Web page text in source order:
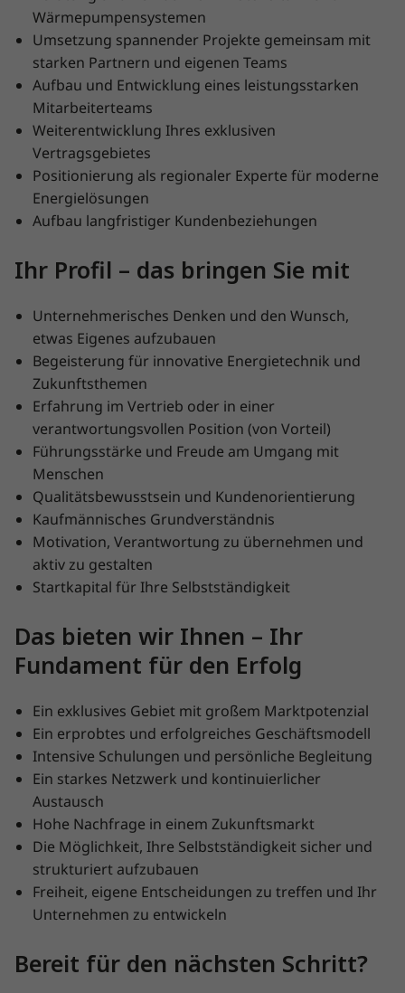
Wärmepumpensystemen
Umsetzung spannender Projekte gemeinsam mit
starken Partnern und eigenen Teams
Aufbau und Entwicklung eines leistungsstarken
Mitarbeiterteams
Weiterentwicklung Ihres exklusiven
Vertragsgebietes
Positionierung als regionaler Experte für moderne
Energielösungen
Aufbau langfristiger Kundenbeziehungen
Ihr Profil – das bringen Sie mit
Unternehmerisches Denken und den Wunsch,
etwas Eigenes aufzubauen
Begeisterung für innovative Energietechnik und
Zukunftsthemen
Erfahrung im Vertrieb oder in einer
verantwortungsvollen Position (von Vorteil)
Führungsstärke und Freude am Umgang mit
Menschen
Qualitätsbewusstsein und Kundenorientierung
Kaufmännisches Grundverständnis
Motivation, Verantwortung zu übernehmen und
aktiv zu gestalten
Startkapital für Ihre Selbstständigkeit
Das bieten wir Ihnen – Ihr
Fundament für den Erfolg
Ein exklusives Gebiet mit großem Marktpotenzial
Ein erprobtes und erfolgreiches Geschäftsmodell
Intensive Schulungen und persönliche Begleitung
Ein starkes Netzwerk und kontinuierlicher
Austausch
Hohe Nachfrage in einem Zukunftsmarkt
Die Möglichkeit, Ihre Selbstständigkeit sicher und
strukturiert aufzubauen
Freiheit, eigene Entscheidungen zu treffen und Ihr
Unternehmen zu entwickeln
Bereit für den nächsten Schritt?